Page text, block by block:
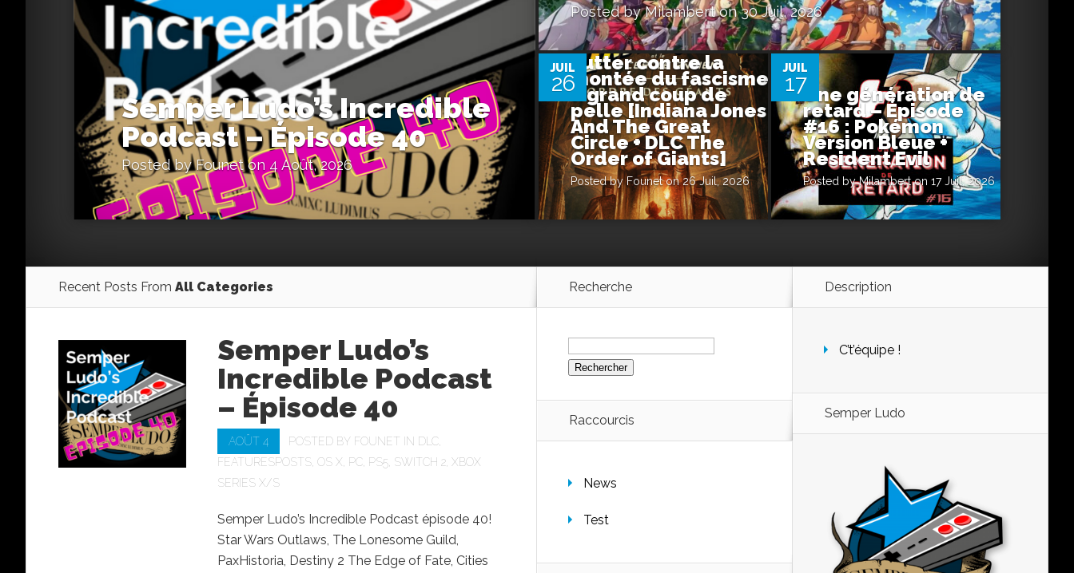
Semper Ludo’s Incredible
Podcast – Épisode 40
Posted byFouneton 4 Août, 2026
Posted byMilamberton 30 Juil, 2026
JUIL
26
0
Lutter contre la
montée du fascisme
à grand coup de
pelle [Indiana Jones
And The Great
Circle + DLC The
Order of Giants]
Posted byFouneton 26 Juil, 2026
JUIL
17
0
Une génération de
retard – Épisode
#16 : Pokémon
Version Bleue +
Resident Evil
Posted byMilamberton 17 Juil, 2026
Recent Posts From All Categories
Semper Ludo’s
Incredible Podcast
– Épisode 40
AOÛT 4 POSTED BY FOUNET IN DLC
FEATURESPOSTS OS X PC PS5 SWITCH 2 XBOX
SERIES X/S
Semper Ludo’s Incredible Podcast épisode 40!
Star Wars Outlaws⁠, ⁠The Lonesome Guild⁠,
⁠PaxHistoria, ⁠Destiny 2 The Edge of Fate, ⁠Cities
Recherche
Rechercher :
Raccourcis
News
Test
Description
C’t’équipe !
Semper Ludo